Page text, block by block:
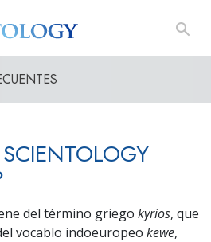
del término griego kyrios, que
vocablo indoeuropeo kewe,